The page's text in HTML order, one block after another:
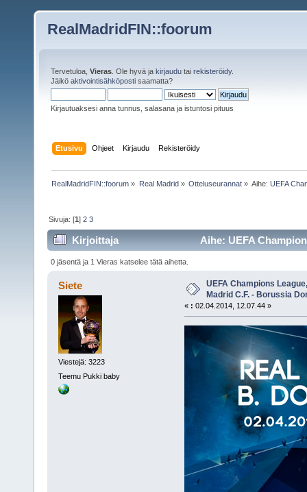
RealMadridFIN::foorum
Tervetuloa, Vieras . Ole hyvä ja kirjaudu tai rekisteröidy.
Jäikö aktivointisähköposti saamatta?
Kirjautuaksesi anna tunnus, salasana ja istuntosi pituus
Etusivu Ohjeet Kirjaudu Rekisteröidy
RealMadridFIN::foorum » Real Madrid» Otteluseurannat» Aihe:UEFA
Sivuja: [1]2 3
Kirjoittaja
Aihe: UEFA
Dortmund (Luettu 15807 kertaa)
0 jäsentä ja 1 Vieras katselee tätä aihetta.
Siete
Viestejä: 3223
Teemu Pukki baby
UEFA Champions
Madrid C.F. - Borussia
« : 02.04.2014, 12.07.44 »